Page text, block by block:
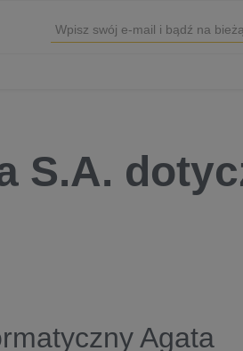
S.A.
Agata